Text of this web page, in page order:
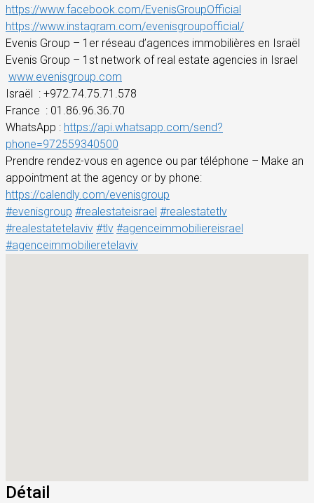
https://www.facebook.com/EvenisGroupOfficial
https://www.instagram.com/evenisgroupofficial/
Evenis Group – 1er réseau d’agences immobilières en Israël
Evenis Group – 1st network of real estate agencies in Israel
www.evenisgroup.com
Israël : +972.74.75.71.578
France : 01.86.96.36.70
WhatsApp : https://api.whatsapp.com/send?
phone=972559340500
Prendre rendez-vous en agence ou par téléphone – Make an
appointment at the agency or by phone:
https://calendly.com/evenisgroup
#evenisgroup #realestateisrael #realestatetlv
#realestatetelaviv #tlv #agenceimmobiliereisrael
#agenceimmobilieretelaviv
Détail